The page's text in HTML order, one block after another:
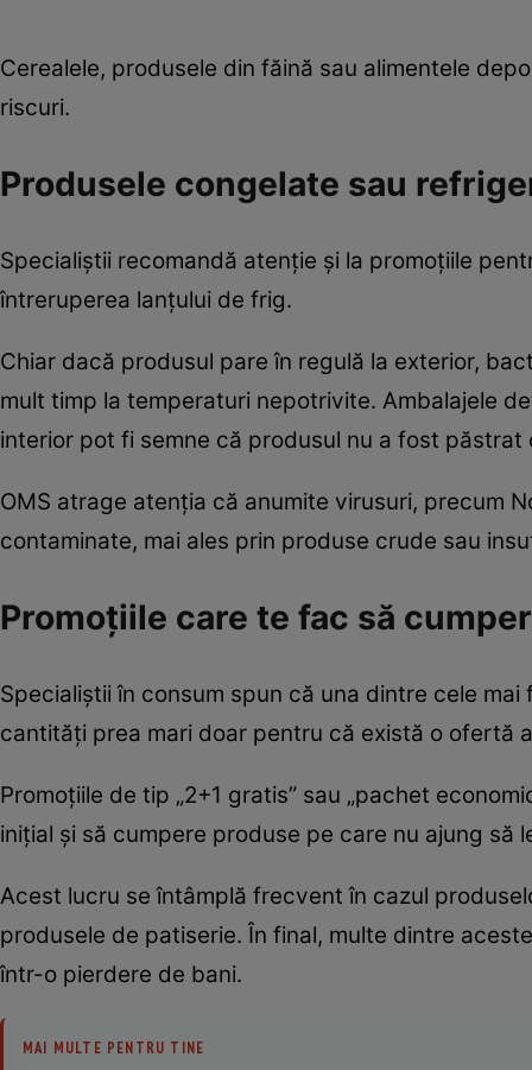
Cerealele, produsele din făină sau alimentele
riscuri.
Produsele congelate sau
Specialiștii recomandă atenție și la promoțiile
întreruperea lanțului de frig.
Chiar dacă produsul pare în regulă la exterior,
mult timp la temperaturi nepotrivite. Ambalajele
interior pot fi semne că produsul nu a fost păstrat
OMS atrage atenția că anumite virusuri, precum
contaminate, mai ales prin produse crude sau
Promoțiile care te fac să
Specialiștii în consum spun că una dintre cele
cantități prea mari doar pentru că există o ofertă
Promoțiile de tip „2+1 gratis” sau „pachet
inițial și să cumpere produse pe care nu ajung să
Acest lucru se întâmplă frecvent în cazul
produsele de patiserie. În final, multe dintre
într-o pierdere de bani.
MAI MULTE PENTRU TINE